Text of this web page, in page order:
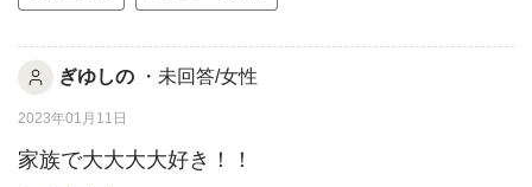
ぎゆしの ・未回答/女性
2023年01月11日
家族で大大大大好き！！